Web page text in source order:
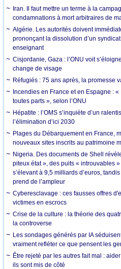
Iran. Il faut mettre un terme à la
condamnations à mort arbitraires de
Algérie. Les autorités doivent
prononçant la dissolution d’un
enseignant
Cisjordanie, Gaza : l’ONU voit
change de visage
Réfugiés : 75 ans après, la promesse
Incendies en France et en Espagne :
toutes parts », selon l’ONU
Hépatite : l’OMS s’inquiète d’un
l’élimination d’ici 2030
Plages du Débarquement en France,
nouveaux sites inscrits au patrimoine
Nigeria. Des documents de Shell
piteux état », des puits « introuvables
s’élevant à 9,5 milliards d’euros,
prend de l’ampleur
Cyberesclavage : ces fausses offres
victimes en escrocs
Crise de la culture : la théorie des
la controverse
Les sondages générés par IA
vraiment refléter ce que pensent les
Être rejeté par les autres fait mal :
ils sont mis de côté